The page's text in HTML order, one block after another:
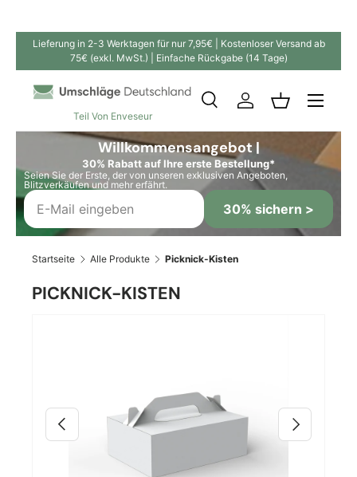
Direkt zum Inhalt
Lieferung in 2-3 Werktagen für nur 7,95€ | Kostenloser Versand ab
75€ (exkl. MwSt.) | Einfache Rückgabe (14 Tage)
Teil Von Enveseur
SuchenSuchen
SucheEinloggen
Willkommensangebot |
30% Rabatt auf Ihre erste Bestellung*
Seien Sie der Erste, der von unseren exklusiven Angeboten,
Blitzverkäufen und mehr erfährt.
30% sichern >
Startseite Alle Produkte Picknick-Kisten
PICKNICK-KISTEN
Vorherige Nächste